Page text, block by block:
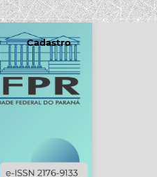
Cadastro